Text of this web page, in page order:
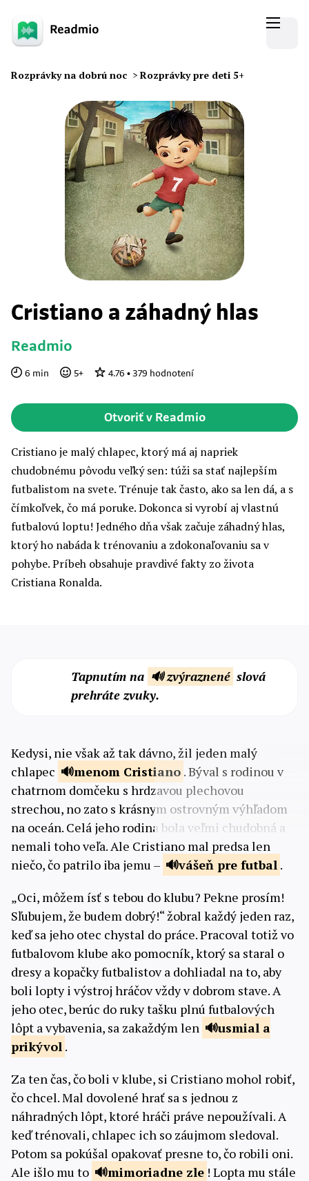
Rozprávky na dobrú noc > Rozprávky pre deti 5+
Cristiano a záhadný hlas
Readmio
6 min 5+ 4.76 • 379 hodnotení
Otvoriť v Readmio
Cristiano je malý chlapec, ktorý má aj napriek
chudobnému pôvodu veľký sen: túži sa stať najlepším
futbalistom na svete. Trénuje tak často, ako sa len dá, a s
čímkoľvek, čo má poruke. Dokonca si vyrobí aj vlastnú
futbalovú loptu! Jedného dňa však začuje záhadný hlas,
ktorý ho nabáda k trénovaniu a zdokonaľovaniu sa v
pohybe. Príbeh obsahuje pravdivé fakty zo života
Cristiana Ronalda.
Tapnutím na 🔊 zvýraznené slová
prehráte zvuky.
Kedysi, nie však až tak dávno, žil jeden malý
chlapec
menom Cristiano . Býval s rodinou v
chatrnom domčeku s hrdzavou plechovou
strechou, no zato s krásnym ostrovným výhľadom
na oceán. Celá jeho rodina bola veľmi chudobná a
nemali toho veľa. Ale Cristiano mal predsa len
niečo, čo patrilo iba jemu –
vášeň pre futbal .
„Oci, môžem ísť s tebou do klubu? Pekne prosím!
Sľubujem, že budem dobrý!“ žobral každý jeden raz,
keď sa jeho otec chystal do práce. Pracoval totiž vo
futbalovom klube ako pomocník, ktorý sa staral o
dresy a kopačky futbalistov a dohliadal na to, aby
boli lopty i výstroj hráčov vždy v dobrom stave. A
jeho otec, berúc do ruky tašku plnú futbalových
lôpt a vybavenia, sa zakaždým len
usmial a
prikývol .
Za ten čas, čo boli v klube, si Cristiano mohol robiť,
čo chcel. Mal dovolené hrať sa s jednou z
náhradných lôpt, ktoré hráči práve nepoužívali. A
keď trénovali, chlapec ich so záujmom sledoval.
Potom sa pokúšal opakovať presne to, čo robili oni.
Ale išlo mu to
mimoriadne zle ! Lopta mu stále